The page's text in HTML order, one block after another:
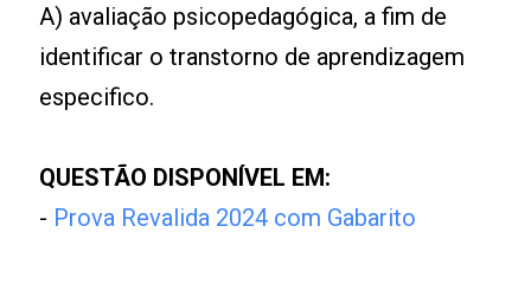
A) avaliação psicopedagógica, a fim de
identificar o transtorno de aprendizagem
especifico.
QUESTÃO DISPONÍVEL EM:
- Prova Revalida 2024 com Gabarito